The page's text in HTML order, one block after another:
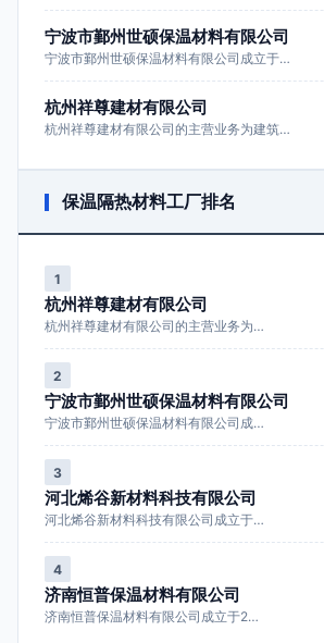
宁波市鄞州世硕保温材料有限公司
宁波市鄞州世硕保温材料有限公司成立于…
杭州祥尊建材有限公司
杭州祥尊建材有限公司的主营业务为建筑…
保温隔热材料工厂排名
1
杭州祥尊建材有限公司
杭州祥尊建材有限公司的主营业务为…
2
宁波市鄞州世硕保温材料有限公司
宁波市鄞州世硕保温材料有限公司成…
3
河北烯谷新材料科技有限公司
河北烯谷新材料科技有限公司成立于…
4
济南恒普保温材料有限公司
济南恒普保温材料有限公司成立于2…